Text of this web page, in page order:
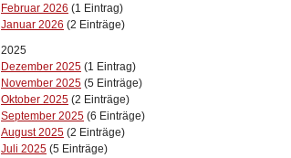
Februar 2026 (1 Eintrag)
Januar 2026 (2 Einträge)
2025
Dezember 2025 (1 Eintrag)
November 2025 (5 Einträge)
Oktober 2025 (2 Einträge)
September 2025 (6 Einträge)
August 2025 (2 Einträge)
Juli 2025 (5 Einträge)